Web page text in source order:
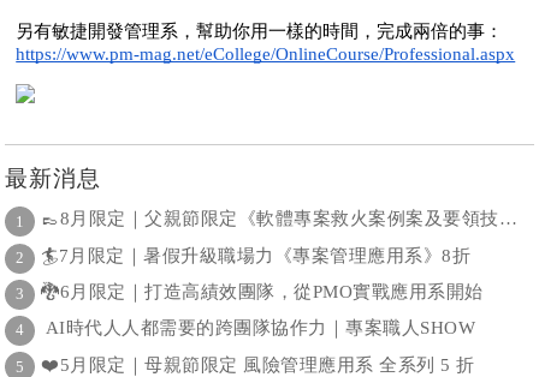
另有敏捷開發管理系，幫助你用一樣的時間，完成兩倍的事：
https://www.pm-mag.net/eCollege/OnlineCourse/Professional.aspx
最新消息
1 👞8月限定｜父親節限定《軟體專案救火案例案及要領技巧分享 》課程88折
2 🏄7月限定｜暑假升級職場力《專案管理應用系》8折
3 🐉6月限定｜打造高績效團隊，從PMO實戰應用系開始
4 AI時代人人都需要的跨團隊協作力｜專案職人SHOW
5 ❤️5月限定｜母親節限定 風險管理應用系 全系列 5 折